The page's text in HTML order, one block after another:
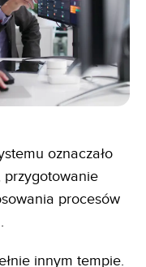
oznaczało
przygotowanie
procesów
innym tempie.